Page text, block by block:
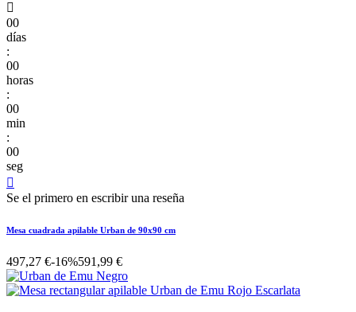

00
días
:
00
horas
:
00
min
:
00
seg

Se el primero en escribir una reseña
Mesa cuadrada apilable Urban de 90x90 cm
497,27 €-16%591,99 €